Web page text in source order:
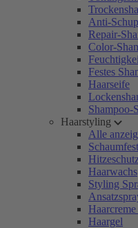
Anti-
Repair-
Color-
Festes
Haarseife
Shampoo-
Haarstyling
Alle
Haarwachs
Styling
Haargel